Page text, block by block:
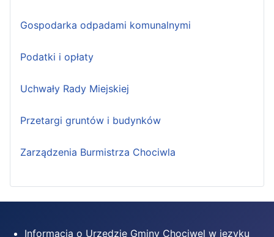
Gospodarka odpadami komunalnymi
Podatki i opłaty
Uchwały Rady Miejskiej
Przetargi gruntów i budynków
Zarządzenia Burmistrza Chociwla
Informacja o Urzędzie Gminy Chociwel w języku